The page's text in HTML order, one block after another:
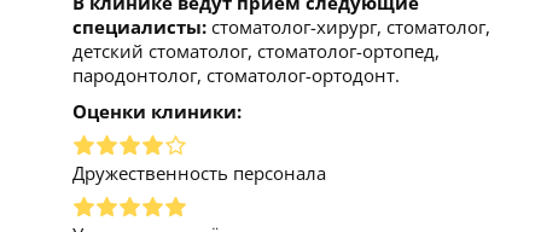
специалисты: стоматолог-хирург, стоматолог,
детский стоматолог, стоматолог-ортопед,
пародонтолог, стоматолог-ортодонт.
Оценки клиники:
Дружественность персонала